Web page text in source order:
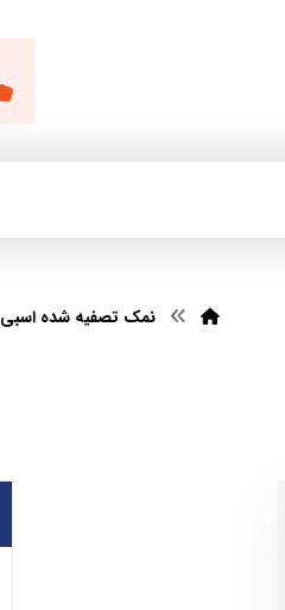
نمک تصفیه شده اسبی